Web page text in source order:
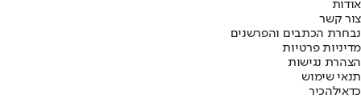
אודות
צור קשר
נבחרת הכתבים והפרשנים
מדיניות פרטיות
הצהרת נגישות
תנאי שימוש
כדאילהכיר